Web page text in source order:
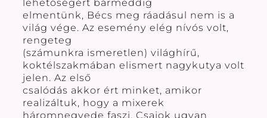
elmentünk, Bécs meg ráadásul nem is a
világ vége. Az esemény elég nívós volt,
rengeteg
(számunkra ismeretlen) világhírű,
koktélszakmában elismert nagykutya volt
jelen. Az első
csalódás akkor ért minket, amikor
realizáltuk, hogy a mixerek
háromnegyede faszi. Csajok ugyan